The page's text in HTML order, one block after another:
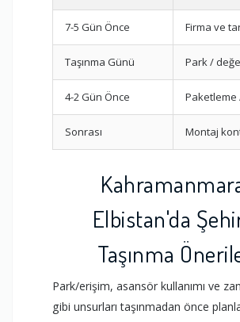
7-5 Gün Önce Firma ve
Taşınma Günü Park /
4-2 Gün Önce
Sonrası Montaj
Elbistan'da
Taşınma
Park/erişim, asansör kullanımı ve
gibi unsurları taşınmadan önce